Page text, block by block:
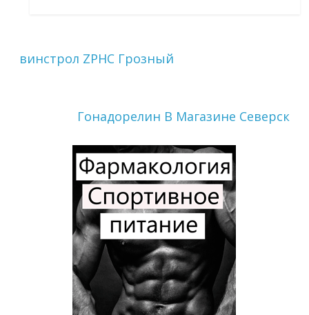
винстрол ZPHC Грозный
Гонадорелин В Магазине Северск